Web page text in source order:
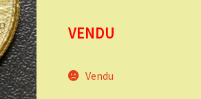
VENDU
Vendu